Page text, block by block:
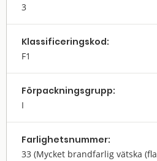
3
Klassifi­cerings­kod:
F1
Förpack­nings­grupp:
I
Farlighets­nummer:
33 (Mycket brandfarlig vätska